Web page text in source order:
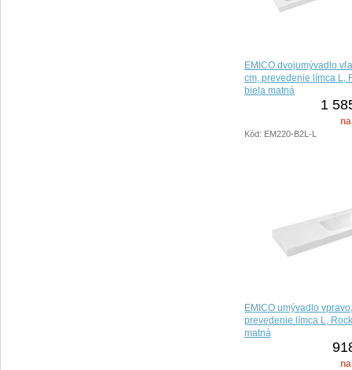
EMICO dvojumývadlo
cm, prevedenie límca L,
biela matná
1
Kód: EM220-B2L-L
EMICO umývadlo
prevedenie límca L,
matná